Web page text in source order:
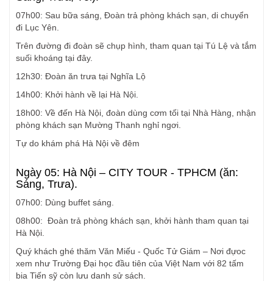
07h00: Sau bữa sáng, Đoàn trả phòng khách sạn, di chuyển
đi Lục Yên.
Trên đường đi đoàn sẽ chụp hình, tham quan tại Tú Lệ và tắm
suối khoáng tại đây.
12h30: Đoàn ăn trưa tại Nghĩa Lộ
14h00: Khởi hành về lại Hà Nội.
18h00: Về đến Hà Nội, đoàn dùng cơm tối tại Nhà Hàng, nhận
phòng khách sạn Mường Thanh nghỉ ngơi.
Tự do khám phá Hà Nội về đêm
Ngày 05: Hà Nội – CITY TOUR - TPHCM (ăn:
Sáng, Trưa).
07h00: Dùng buffet sáng.
08h00: Đoàn trả phòng khách sạn, khởi hành tham quan tại
Hà Nội.
Quý khách ghé thăm Văn Miếu - Quốc Tử Giám – Nơi đựoc
xem như Trường Đại học đầu tiên của Việt Nam với 82 tấm
bia Tiến sỹ còn lưu danh sử sách.